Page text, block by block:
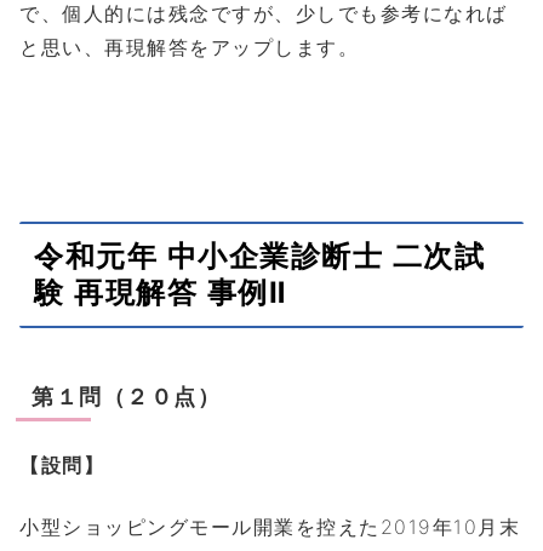
で、個人的には残念ですが、少しでも参考になれば
と思い、再現解答をアップします。
令和元年 中小企業診断士 二次試
験 再現解答 事例Ⅱ
第１問（２０点）
【設問】
小型ショッピングモール開業を控えた2019年10月末